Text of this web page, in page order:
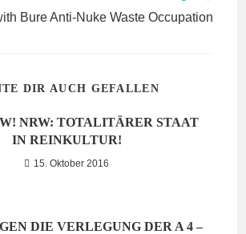
Bure Anti-Nuke Waste Occupation
DIR AUCH GEFALLEN
NRW: TOTALITÄRER STAAT
IN REINKULTUR!
15. Oktober 2016
DIE VERLEGUNG DER A 4 –